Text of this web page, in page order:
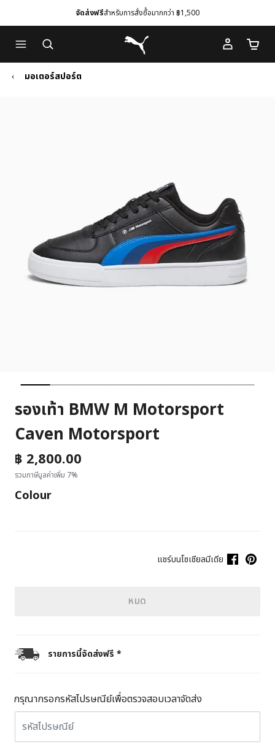
to
Main
content
to
Footer
Content
จัดส่งฟรีสำหรับการสั่งซื้อมากกว่า ฿1,500
Puma โฮม
จำนว
มอเตอร์สปอร์ต
รองเท้า BMW M Motorsport
Caven Motorsport
฿ 2,800.00
รวมภาษีมูลค่าเพิ่ม 7%
Colour
แชร์บนโซเชียลมีเดีย
หมด
รายการนี้จัดส่งฟรี *
กรุณากรอกรหัสไปรษณีย์เพื่อตรวจสอบเวลาจัดส่ง